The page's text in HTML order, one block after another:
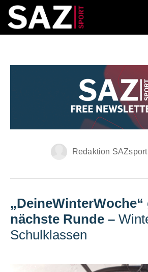
Redaktion SAZsport
nächste Runde –
Schulklassen